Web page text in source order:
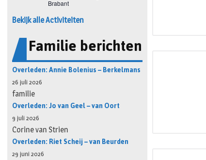
Bekijk alle Activiteiten
Familie berichten
Overleden: Annie Bolenius – Berkelmans
26 juli 2026
familie
Overleden: Jo van Geel – van Oort
9 juli 2026
Corine van Strien
Overleden: Riet Scheij – van Beurden
29 juni 2026